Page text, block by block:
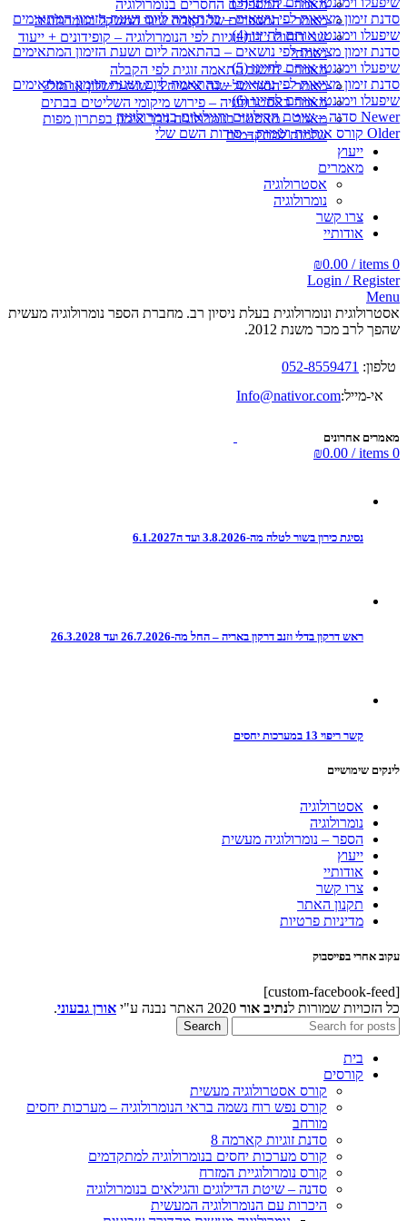
מאמר – המספרים החסרים בנומרולוגיה
מאמר – המספרים של נקודת שיווי המשקל בנומרולוגיה
שני דוחות : דוח זוגיות לפי הנומרולוגיה – קופידונים + ייעוד
נשמתי
מאמר – חישוב התאמה זוגית לפי הקבלה
מאמר – הסוד של שנה אישית 3, שנת כישלון או מזל?
מאמר באסטרולוגיה – פירוש מיקומי השליטים בבתים
מאמר – מאסטר בנומרולוגיה דרך אימון בפתרון מפות
שלמות למתקדמים
ייעוץ
מאמרים
אסטרולוגיה
נומרולוגיה
צרו קשר
אודותיי
0
items
/
₪0.00
Login / Register
Menu
0
items
/
₪0.00
סדנת זימון מציאות לפי נושאים – בהתאמה ליום ושעת הזימון המתאימים
שיפעלו וימגנטו אותם לחיינו (4)
סדנת זימון מציאות לפי נושאים – בהתאמה ליום ושעת הזימון המתאימים
שיפעלו וימגנטו אותם לחיינו (5)
סדנת זימון מציאות לפי נושאים – בהתאמה ליום ושעת הזימון המתאימים
שיפעלו וימגנטו אותם לחיינו (6)
Newer סדנה – שיטת הדילוגים והגילאים בנומרולוגיה
Older קורס אותיות ושמות – סודות השם שלי
אסטרולוגית ונומרולוגית בעלת ניסיון רב. מחברת הספר נומרולוגיה מעשית
שהפך לרב מכר משנת 2012.
טלפון: 052-8559471
אי-מייל:Info@nativor.com
מאמרים אחרונים
נסיגת כירון בשור לטלה מה-3.8.2026 ועד ה6.1.2027
ראש דרקון בדלי וזנב דרקון באריה – החל מה-26.7.2026 ועד 26.3.2028
קשר ריפוי 13 במערכות יחסים
לינקים שימושיים
אסטרולוגיה
נומרולוגיה
הספר – נומרולוגיה מעשית
ייעוץ
אודותיי
צרו קשר
תקנון האתר
מדיניות פרטיות
עקוב אחרי בפייסבוק
[custom-facebook-feed]
כל הזכויות שמורות לנתיב אור 2020 האתר נבנה ע"י אורן גבעוני.
Search
בית
קורסים
קורס אסטרולוגיה מעשית
קורס נפש רוח נשמה בראי הנומרולוגיה – מערכות יחסים
מורחב
סדנת זוגיות קארמה 8
קורס מערכות יחסים בנומרולוגיה למתקדמים
קורס נומרולוגיית המזרח
סדנה – שיטת הדילוגים והגילאים בנומרולוגיה
היכרות עם הנומרולוגיה המעשית